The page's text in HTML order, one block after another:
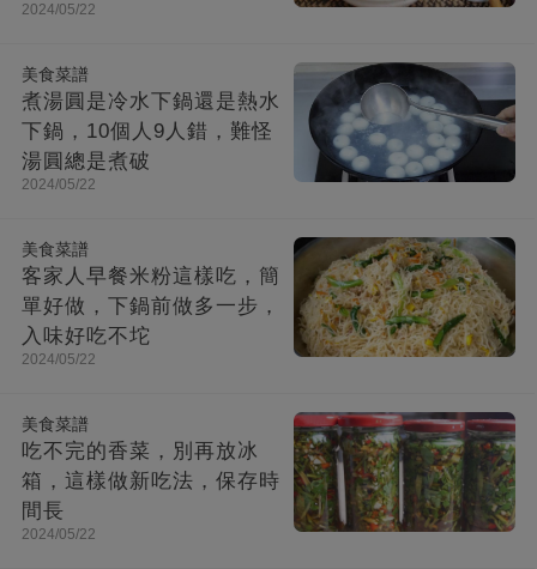
2024/05/22
美食菜譜
煮湯圓是冷水下鍋還是熱水
下鍋，10個人9人錯，難怪
湯圓總是煮破
2024/05/22
美食菜譜
客家人早餐米粉這樣吃，簡
單好做，下鍋前做多一步，
入味好吃不坨
2024/05/22
美食菜譜
吃不完的香菜，別再放冰
箱，這樣做新吃法，保存時
間長
2024/05/22